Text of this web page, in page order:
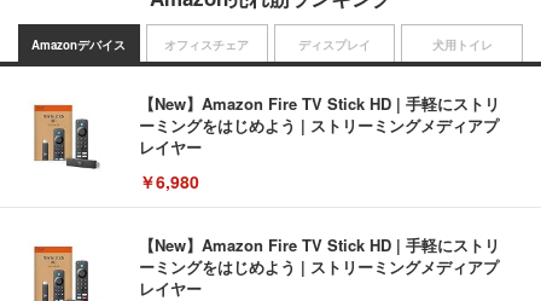
Amazonデバイス
【New】Amazon Fire TV Stick HD | 手軽にストリ
ーミングをはじめよう | ストリーミングメディアプ
レイヤー
￥6,980
【New】Amazon Fire TV Stick HD | 手軽にストリ
ーミングをはじめよう | ストリーミングメディアプ
レイヤー
オフィスチェア ディスプレイ 犬用トイレ